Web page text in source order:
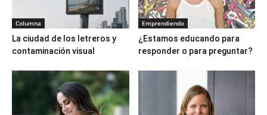
Columna
La ciudad de los letreros y
contaminación visual
Emprendiendo
¿Estamos educando para
responder o para preguntar?